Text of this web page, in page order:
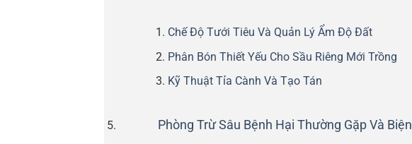
Chế Độ Tưới Tiêu Và Quản Lý Ẩm Độ Đất
Phân Bón Thiết Yếu Cho Sầu Riêng Mới Trồng
Kỹ Thuật Tỉa Cành Và Tạo Tán
Phòng Trừ Sâu Bệnh Hại Thường Gặp Và